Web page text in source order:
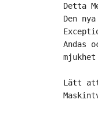
Detta
Den
Andas
Lätt